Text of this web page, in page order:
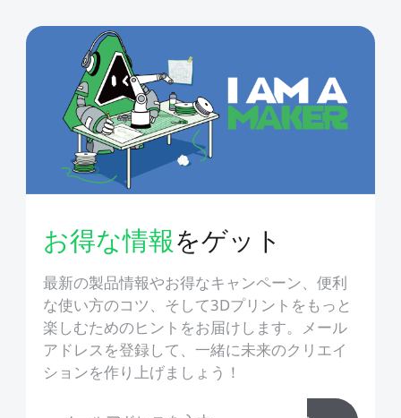
お得な情報をゲット
最新の製品情報やお得なキャンペーン、便利
な使い方のコツ、そして3Dプリントをもっと
楽しむためのヒントをお届けします。メール
アドレスを登録して、一緒に未来のクリエイ
ションを作り上げましょう！